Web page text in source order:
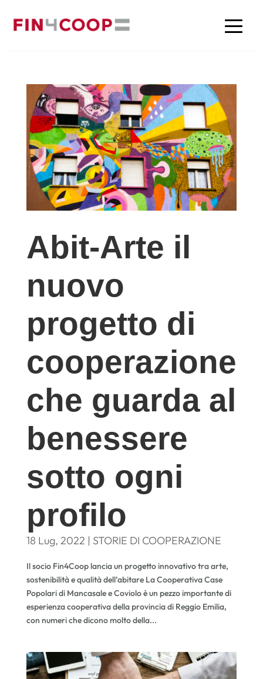
Abit-Arte il
nuovo
progetto di
cooperazione
che guarda al
benessere
sotto ogni
profilo
18 Lug, 2022 | STORIE DI COOPERAZIONE
Il socio Fin4Coop lancia un progetto innovativo tra arte,
sostenibilità e qualità dell’abitare La Cooperativa Case
Popolari di Mancasale e Coviolo è un pezzo importante di
esperienza cooperativa della provincia di Reggio Emilia,
con numeri che dicono molto della...